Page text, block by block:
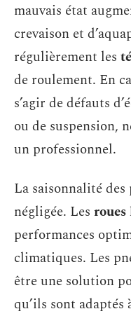
mauvais état
crevaison et
régulièrement les
de roulement. En
s’agir de défauts
ou de suspension,
un professionnel.
La saisonnalité
négligée. Les
performances
climatiques. Les
être une solution
qu’ils sont adaptés